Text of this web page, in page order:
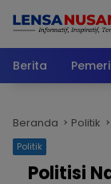
Berita
Beranda Politik
Politik
Politisi